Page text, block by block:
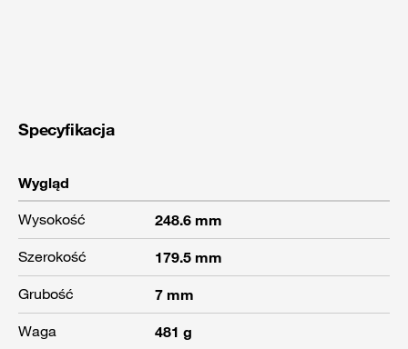
Specyfikacja
Wygląd
Wysokość
248.6 mm
Szerokość
179.5 mm
Grubość
7 mm
Waga
481 g